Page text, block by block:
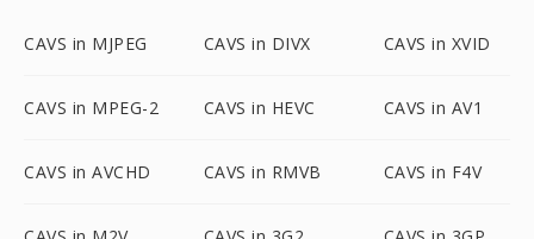
CAVS in MJPEG CAVS in DIVX CAVS in XVID
CAVS in MPEG-2 CAVS in HEVC CAVS in AV1
CAVS in AVCHD CAVS in RMVB CAVS in F4V